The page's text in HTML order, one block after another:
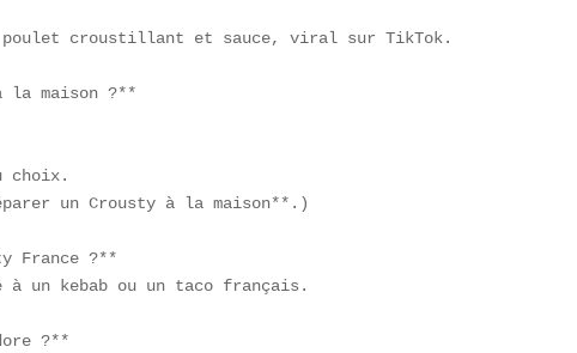
croustillant et sauce, viral sur TikTok.
la maison ?**
choix.
un Crousty à la maison**.)
France ?**
à un kebab ou un taco français.
?**